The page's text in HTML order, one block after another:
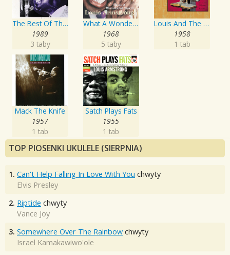
The Best Of The Decca Years Volume One: The Singer
1989
3 taby
What A Wonderful World
1968
5 taby
Louis And The Good Book
1958
1 tab
Mack The Knife
1957
1 tab
Satch Plays Fats
1955
1 tab
TOP PIOSENKI UKULELE (SIERPNIA)
1. Can't Help Falling In Love With You chwyty
Elvis Presley
2. Riptide chwyty
Vance Joy
3. Somewhere Over The Rainbow chwyty
Israel Kamakawiwo'ole